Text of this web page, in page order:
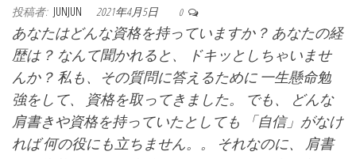
投稿者: JUNJUN 2021年4月5日 0
あなたはどんな資格を持っていますか？ あなたの経
歴は？ なんて聞かれると、 ドキッとしちゃいませ
んか？ 私も、その質問に答えるために 一生懸命勉
強をして、 資格を取ってきました。 でも、 どんな
肩書きや資格を持っていたとしても 「自信」がなけ
れば 何の役にも立ちません。。 それなのに、 肩書